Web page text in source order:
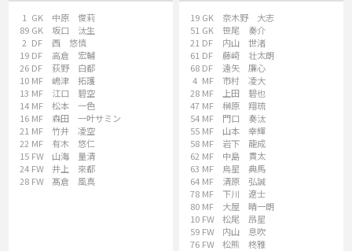
1 GK
中原 俊莉
89 GK
坂口 汰生
2 DF
西 悠慎
19 DF
高倉 宏輔
26 DF
荻野 白都
10 MF
嶋津 拓護
13 MF
江口 碧空
14 MF
松本 一色
16 MF
森田 一叶サミン
21 MF
竹井 凌空
22 MF
有木 悠仁
15 FW
山海 量清
24 FW
井上 來都
28 FW 髙倉 風真
19 GK
奈木野 大志
51 GK
笹尾 奏介
21 DF
内山 世渚
61 DF
藤﨑 壮太朗
68 DF
遠矢 廉心
4 MF
市村 凌大
28 MF
上田 碧也
47 MF
榊原 翔琉
54 MF
門口 奏汰
55 MF
山本 幸輝
58 MF
岩下 龍成
62 MF
中島 貫太
63 MF
烏星 典馬
64 MF
清原 弘誠
78 MF
下川 遼士
80 MF
大屋 晴一朗
10 FW
松尾 昂星
59 FW
内山 息吹
76 FW 松熊 柊雅